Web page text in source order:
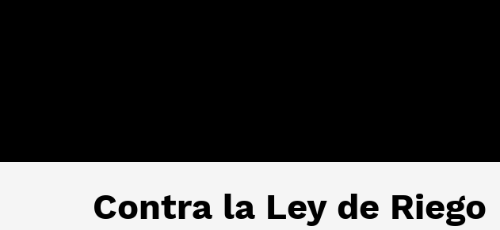
Contra la Ley de Riego